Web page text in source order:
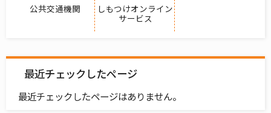
公共交通機関
しもつけオンライン
サービス
最近チェックしたページ
最近チェックしたページはありません。